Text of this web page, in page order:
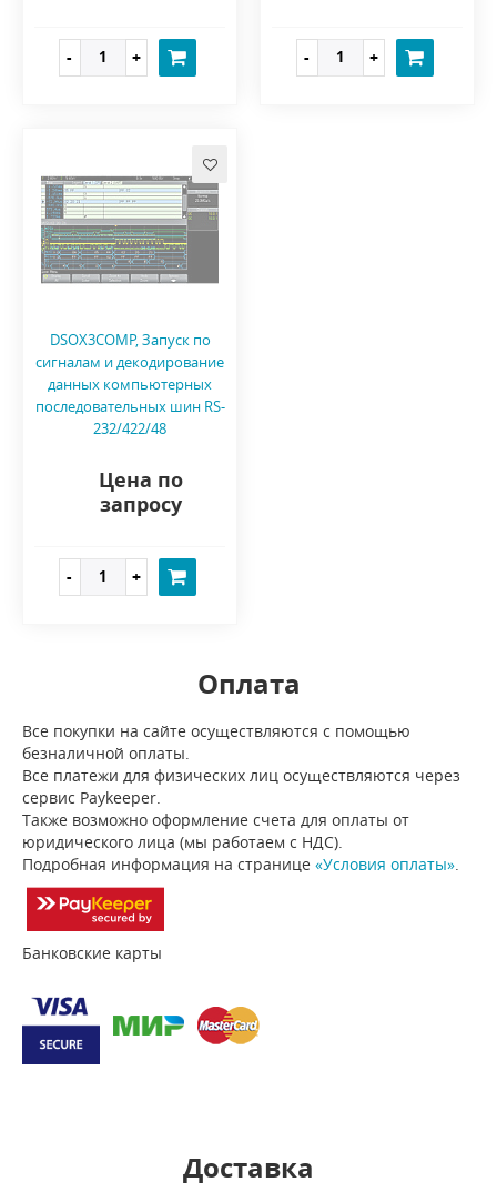
DSOX3COMP, Запуск по
сигналам и декодирование
данных компьютерных
последовательных шин RS-
232/422/48
Цена по
запросу
Оплата
Все покупки на сайте осуществляются с помощью
безналичной оплаты.
Все платежи для физических лиц осуществляются через
сервис Paykeeper.
Также возможно оформление счета для оплаты от
юридического лица (мы работаем с НДС).
Подробная информация на странице «Условия оплаты»
Банковские карты
Доставка